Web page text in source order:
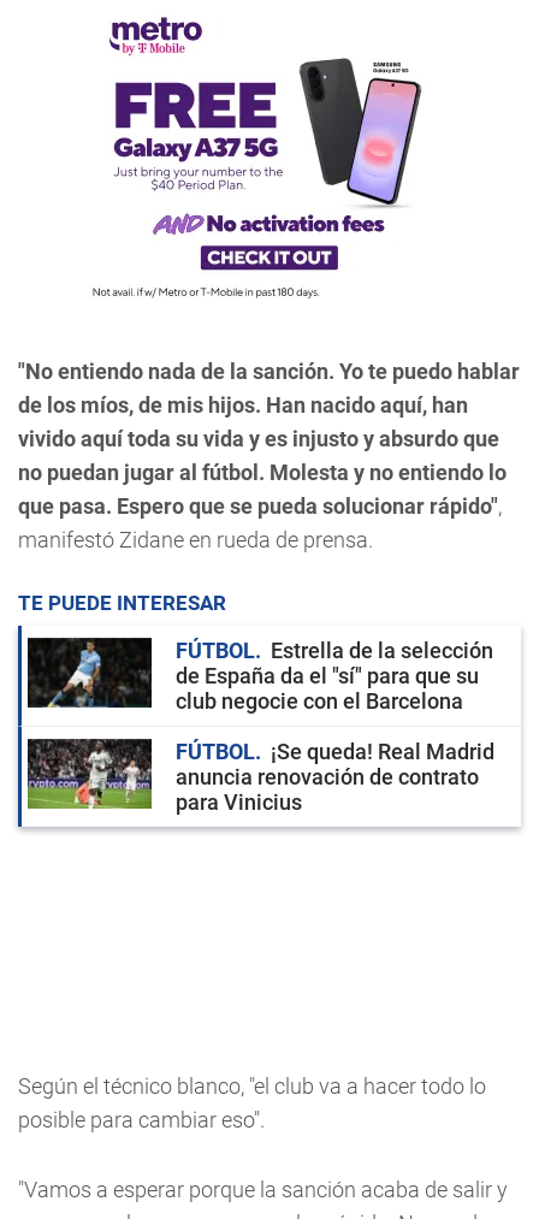
"No entiendo nada de la sanción. Yo te puedo hablar
de los míos, de mis hijos. Han nacido aquí, han
vivido aquí toda su vida y es injusto y absurdo que
no puedan jugar al fútbol. Molesta y no entiendo lo
que pasa. Espero que se pueda solucionar rápido",
manifestó Zidane en rueda de prensa.
TE PUEDE INTERESAR
FÚTBOL
Estrella de la selección
de España da el "sí" para que su
club negocie con el Barcelona
FÚTBOL
¡Se queda! Real Madrid
anuncia renovación de contrato
para Vinicius
Según el técnico blanco, "el club va a hacer todo lo
posible para cambiar eso".
"Vamos a esperar porque la sanción acaba de salir y